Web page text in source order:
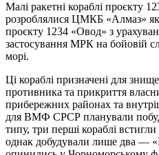
Малі ракетні кораблі проєкту
розроблялися ЦМКБ «Алмаз»
проєкту 1234 «Овод» з
застосування МРК на бойовій
морі.
Ці кораблі призначені для
противника та прикриття
прибережних районах та
для ВМФ СРСР планували
типу, три перші кораблі
однак добудували лише два —